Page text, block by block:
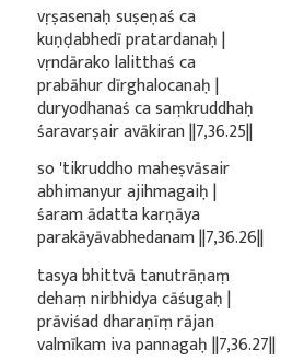
vṛṣasenaḥ suṣeṇaś ca
kuṇḍabhedī pratardanaḥ |
vṛndārako lalitthaś ca
prabāhur dīrghalocanaḥ |
duryodhanaś ca saṃkruddhaḥ
śaravarṣair avākiran ||7,36.25||
so 'tikruddho maheṣvāsair
abhimanyur ajihmagaiḥ |
śaram ādatta karṇāya
parakāyāvabhedanam ||7,36.26||
tasya bhittvā tanutrāṇaṃ
dehaṃ nirbhidya cāśugaḥ |
prāviśad dharaṇīṃ rājan
valmīkam iva pannagaḥ ||7,36.27||